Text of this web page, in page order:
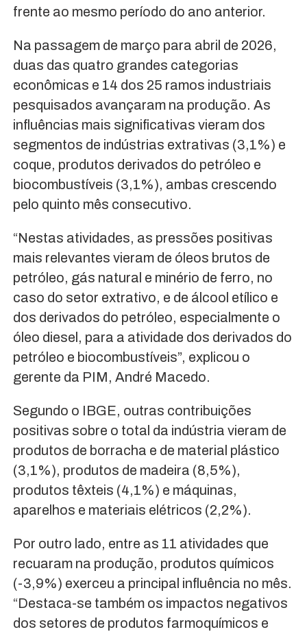
frente ao mesmo período do ano anterior.
Na passagem de março para abril de 2026,
duas das quatro grandes categorias
econômicas e 14 dos 25 ramos industriais
pesquisados avançaram na produção. As
influências mais significativas vieram dos
segmentos de indústrias extrativas (3,1%) e
coque, produtos derivados do petróleo e
biocombustíveis (3,1%), ambas crescendo
pelo quinto mês consecutivo.
“Nestas atividades, as pressões positivas
mais relevantes vieram de óleos brutos de
petróleo, gás natural e minério de ferro, no
caso do setor extrativo, e de álcool etílico e
dos derivados do petróleo, especialmente o
óleo diesel, para a atividade dos derivados do
petróleo e biocombustíveis”, explicou o
gerente da PIM, André Macedo.
Segundo o IBGE, outras contribuições
positivas sobre o total da indústria vieram de
produtos de borracha e de material plástico
(3,1%), produtos de madeira (8,5%),
produtos têxteis (4,1%) e máquinas,
aparelhos e materiais elétricos (2,2%).
Por outro lado, entre as 11 atividades que
recuaram na produção, produtos químicos
(-3,9%) exerceu a principal influência no mês.
“Destaca-se também os impactos negativos
dos setores de produtos farmoquímicos e